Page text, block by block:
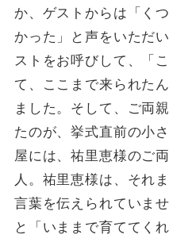
か、ゲストからは「く
かった」と声をいただ
ストをお呼びして、「
て、ここまで来られた
ました。そして、ご両
たのが、挙式直前の小
屋には、祐里恵様のご
人。祐里恵様は、それ
言葉を伝えられていま
と「いままで育ててく